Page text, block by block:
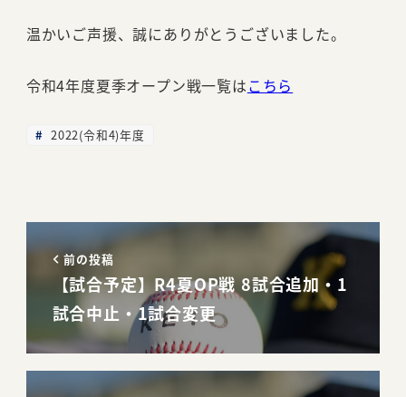
温かいご声援、誠にありがとうございました。
令和4年度夏季オープン戦一覧はこちら
2022(令和4)年度
前の投稿
【試合予定】R4夏OP戦 8試合追加・1
試合中止・1試合変更